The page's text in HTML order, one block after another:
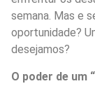
semana. Mas e
oportunidade?
desejamos?
O poder de um